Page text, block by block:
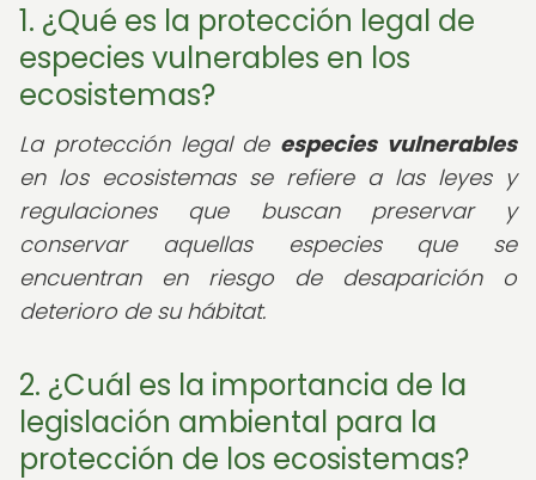
1. ¿Qué es la protección legal de
especies vulnerables en los
ecosistemas?
La protección legal de especies vulnerables
en los ecosistemas se refiere a las leyes y
regulaciones que buscan preservar y
conservar aquellas especies que se
encuentran en riesgo de desaparición o
deterioro de su hábitat.
2. ¿Cuál es la importancia de la
legislación ambiental para la
protección de los ecosistemas?